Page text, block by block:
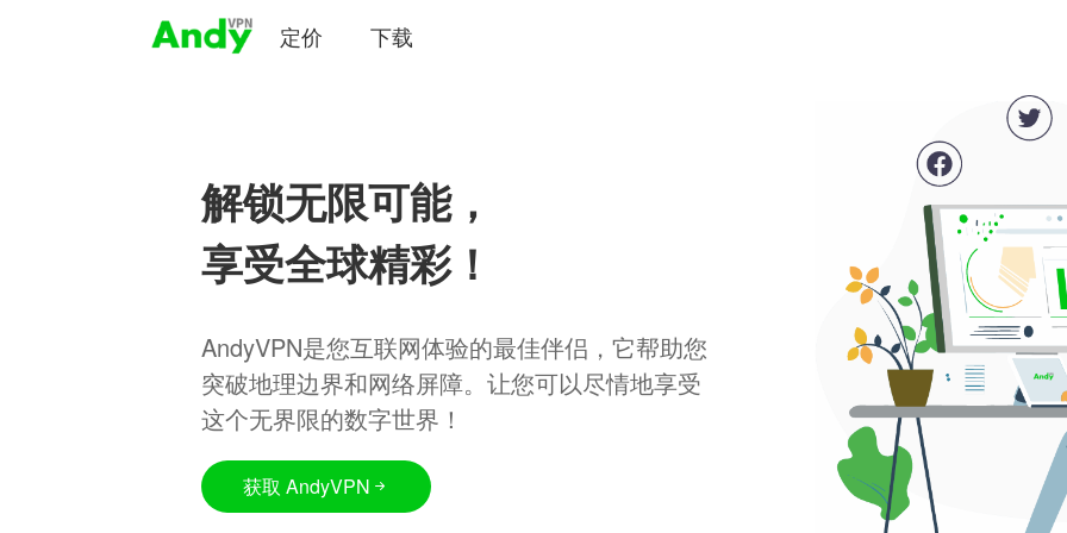
定价 下载
解锁无限可能，
享受全球精彩！
AndyVPN是您互联网体验的最佳伴侣，它帮助您
突破地理边界和网络屏障。让您可以尽情地享受
这个无界限的数字世界！
获取 AndyVPN